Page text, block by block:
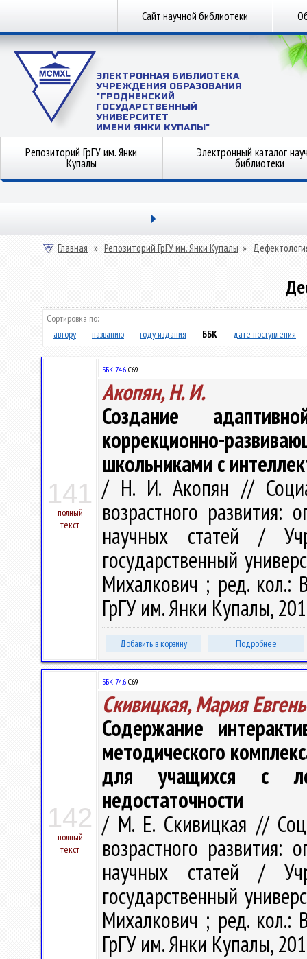
Сайт научной библиотеки
ЭЛЕКТРОННАЯ БИБЛИОТЕКА
УЧРЕЖДЕНИЯ ОБРАЗОВАНИЯ
"ГРОДНЕНСКИЙ
ГОСУДАРСТВЕННЫЙ
УНИВЕРСИТЕТ
ИМЕНИ ЯНКИ КУПАЛЫ"
Репозиторий ГрГУ им. Янки
Купалы
Электронный каталог
библиотеки
Главная » Репозиторий ГрГУ им. Янки Купалы »
Сортировка по:
автору
названию году издания ББК дате поступления
141
полный
текст
ББК 74.6 С69
Акопян, Н. И.
Создание
коррекционно-
школьниками с
/ Н. И. Акопян //
возрастного развития:
научных статей /
государственный
Михалкович ; ред. кол.:
ГрГУ им. Янки Купалы,
Добавить в корзину Подробнее
142
полный
текст
ББК 74.6 С69
Скивицкая, Мария
Содержание
методического
для учащихся с
недостаточности
/ М. Е. Скивицкая //
возрастного развития:
научных статей /
государственный
Михалкович ; ред. кол.:
ГрГУ им. Янки Купалы,